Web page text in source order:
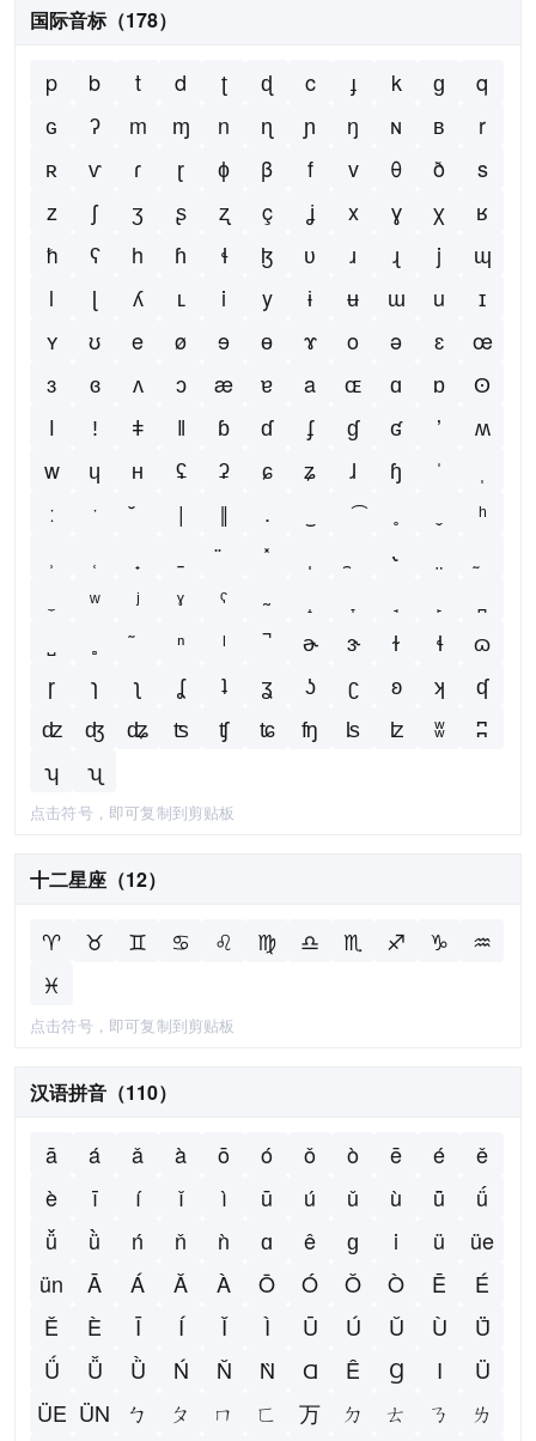
国际音标（178）
p b t d ʈ ɖ c ɟ k ɡ
q
ɢ
ʔ m ɱ n ɳ ɲ ŋ ɴ ʙ
r
ʀ
ⱱ ɾ ɽ ɸ β f v θ ð
s
z
ʃ ʒ ʂ ʐ ç ʝ x ɣ χ
ʁ
ħ
ʕ h ɦ ɬ ɮ ʋ ɹ ɻ j
ɰ
l
ɭ ʎ ʟ i y ɨ ʉ ɯ u
ɪ
ʏ
ʊ e ø ɘ ɵ ɤ o ə ɛ
œ
ɜ
ɞ ʌ ɔ æ ɐ a ɶ ɑ ɒ
ʘ
ǀ
ǃ ǂ ǁ ɓ ɗ ʄ ɠ ʛ ʼ
ʍ
w
ɥ ʜ ʢ ʡ ɕ ʑ ɺ ɧ ˈ
ː
ˑ | ‖ .
ʰ
˞
ʷ
ʲ ˠ
ˤ
ⁿ
ˡ ɚ ɝ ɫ ɬ
ɷ
ɼ
ɿ ʅ ʆ ʇ ʓ ʖ ʗ ʚ ʞ
ʠ
ʣ
ʤ ʥ ʦ ʧ ʨ ʩ ʪ ʫ ʬ
ʭ
ʮ
ʯ
点击符号，即可复制到剪贴板
十二星座（12）
♈ ♉ ♊ ♋ ♌ ♍ ♎ ♏ ♐ ♑
♒
♓
点击符号，即可复制到剪贴板
汉语拼音（110）
ā á ǎ à ō ó ǒ ò ē é
ě
è
ī í ǐ ì ū ú ǔ ù ǖ
ǘ
ǚ
ǜ ń ň ǹ ɑ ê ɡ i ü
üe
ün
Ā Á Ǎ À Ō Ó Ǒ Ò Ē
É
Ě
È Ī Í Ǐ Ì Ū Ú Ǔ Ù
Ǖ
Ǘ
Ǚ Ǜ Ń Ň Ǹ Ɑ Ê Ɡ I
Ü
ÜE ÜN ㄅ ㄆ ㄇ ㄈ ㄪ ㄉ ㄊ ㄋ
ㄌ